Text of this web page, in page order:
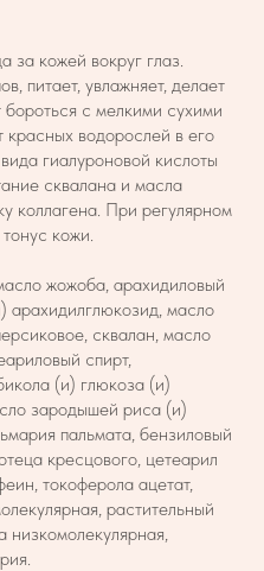
за кожей вокруг глаз.
питает, увлажняет, делает
с мелкими сухими
водорослей в его
гиалуроновой кислоты
сквалана и масла
коллагена. При регулярном
кожи.
жожоба, арахидиловый
арахидилглюкозид, масло
сквалан, масло
спирт,
(и) глюкоза (и)
зародышей риса (и)
пальмата, бензиловый
кресцового, цетеарил
токоферола ацетат,
растительный
низкомолекулярная,